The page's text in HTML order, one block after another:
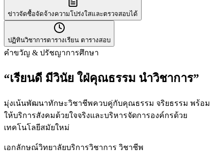
ข่าวจัดซื้อจัดจ้างความโปร่งใสและตรวจสอบได้
ปฏิทินวิชาการตารางเรียน ตารางสอบ
คำขวัญ & ปรัชญาการศึกษา
“เรียนดี มีวินัย ใฝ่คุณธรรม นำวิชาการ”
มุ่งเน้นพัฒนาทักษะวิชาชีพควบคู่กับคุณธรรม จริยธรรม พร้อม
ให้บริการสังคมด้วยใจจริงและบริหารจัดการองค์กรด้วย
เทคโนโลยีสมัยใหม่
เอกลักษณ์วิทยาลัยบริการวิชาการ วิชาชีพ